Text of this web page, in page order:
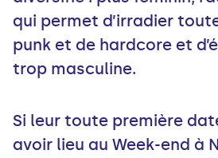
qui permet d’irradier
punk et de hardcore et
trop masculine.
Si leur toute première
avoir lieu au Week-end à